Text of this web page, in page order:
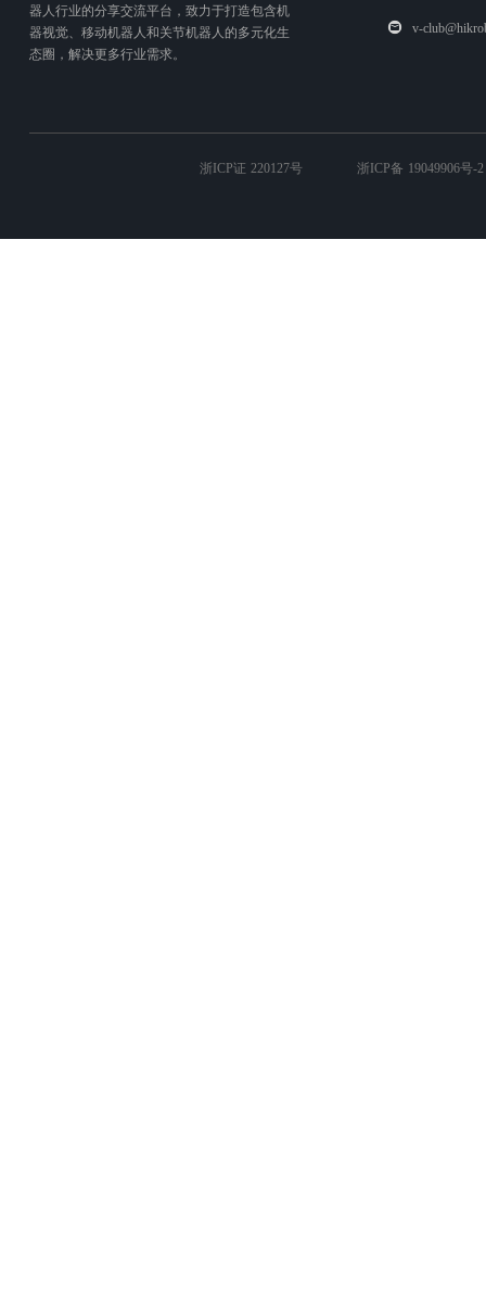
器人行业的分享交流平台，致力于打造包含机
器视觉、移动机器人和关节机器人的多元化生
态圈，解决更多行业需求。
v-
浙ICP证 220127号 浙ICP备 19049906号-2